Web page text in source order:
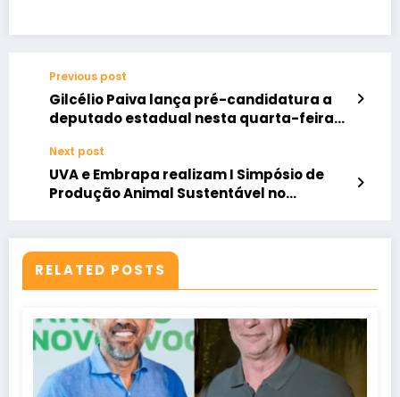
Previous post
Gilcélio Paiva lança pré-candidatura a
deputado estadual nesta quarta-feira
Next post
UVA e Embrapa realizam I Simpósio de
Produção Animal Sustentável no
RELATED POSTS